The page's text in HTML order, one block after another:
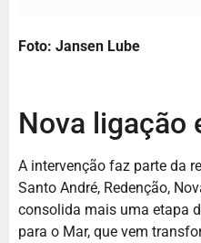
Foto: Jansen Lube
Nova ligação
A intervenção faz parte da
Santo André, Redenção,
consolida mais uma etapa
para o Mar, que vem